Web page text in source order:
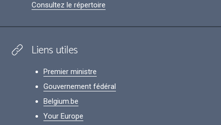
Consultez le répertoire
Liens utiles
Premier ministre
Gouvernement fédéral
Belgium.be
Your Europe